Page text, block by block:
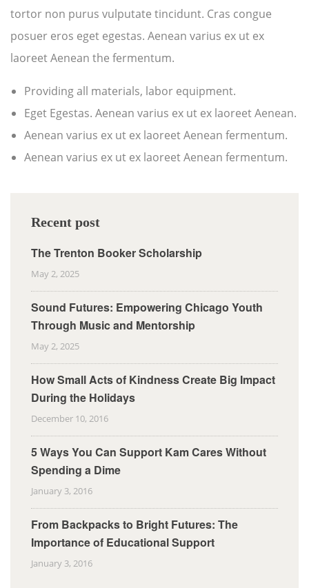
tortor non purus vulputate tincidunt. Cras congue
posuer eros eget egestas. Aenean varius ex ut ex
laoreet Aenean the fermentum.
Providing all materials, labor equipment.
Eget Egestas. Aenean varius ex ut ex laoreet Aenean.
Aenean varius ex ut ex laoreet Aenean fermentum.
Aenean varius ex ut ex laoreet Aenean fermentum.
Recent post
The Trenton Booker Scholarship
May 2, 2025
Sound Futures: Empowering Chicago Youth
Through Music and Mentorship
May 2, 2025
How Small Acts of Kindness Create Big Impact
During the Holidays
December 10, 2016
5 Ways You Can Support Kam Cares Without
Spending a Dime
January 3, 2016
From Backpacks to Bright Futures: The
Importance of Educational Support
January 3, 2016